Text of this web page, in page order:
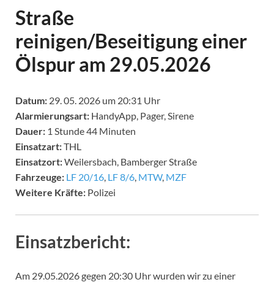
Straße
reinigen/Beseitigung einer
Ölspur am 29.05.2026
Datum: 29. 05. 2026 um 20:31 Uhr
Alarmierungsart: HandyApp, Pager, Sirene
Dauer: 1 Stunde 44 Minuten
Einsatzart:THL
Einsatzort:Weilersbach, Bamberger Straße
Fahrzeuge: LF 20/16 LF 8/6 MTW, MZF
Weitere Kräfte: Polizei
Einsatzbericht:
Am 29.05.2026 gegen 20:30 Uhr wurden wir zu einer